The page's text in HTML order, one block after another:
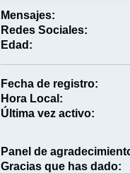
Mensajes:
Redes Sociales:
Edad:
Fecha de registro:
Hora Local:
Última vez activo:
Panel de
Gracias que has dado: